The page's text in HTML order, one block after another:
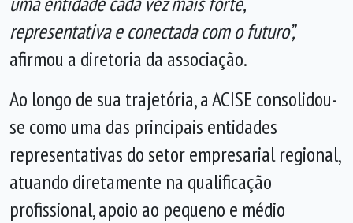
representativa e conectada com o futuro”,
afirmou a diretoria da associação.
Ao longo de sua trajetória, a ACISE consolidou-
se como uma das principais entidades
representativas do setor empresarial regional,
atuando diretamente na qualificação
profissional, apoio ao pequeno e médio